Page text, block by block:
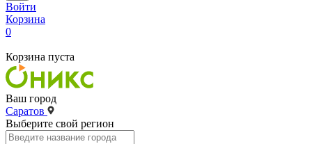
Войти
Корзина
0
Корзина пуста
Ваш город
Саратов
Выберите свой регион